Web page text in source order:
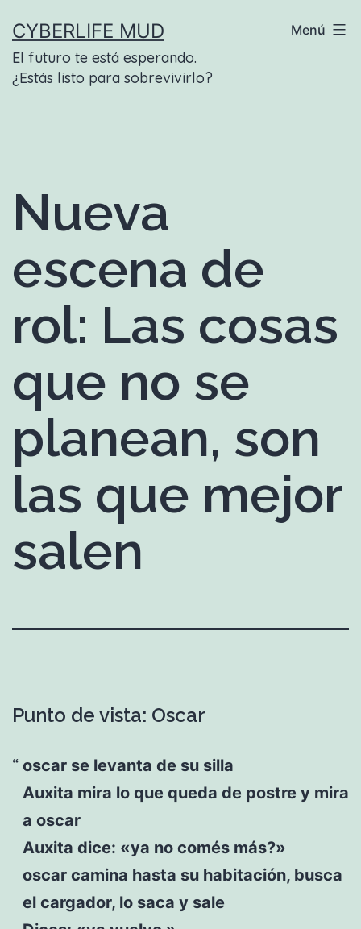
contenido
CYBERLIFE MUD
El futuro te está esperando.
¿Estás listo para sobrevivirlo?
Menú
Nueva
escena de
rol: Las cosas
que no se
planean, son
las que mejor
salen
Punto de vista: Oscar
oscar se levanta de su silla
Auxita mira lo que queda de postre y mira
a oscar
Auxita dice: «ya no comés más?»
oscar camina hasta su habitación, busca
el cargador, lo saca y sale